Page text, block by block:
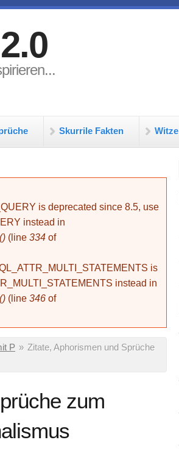
Skurrile Fakten Witze
is deprecated since 8.5, use
instead in
(line 334 of
is
instead in
(line 346 of
P » Zitate, Aphorismen und Sprüche
zum